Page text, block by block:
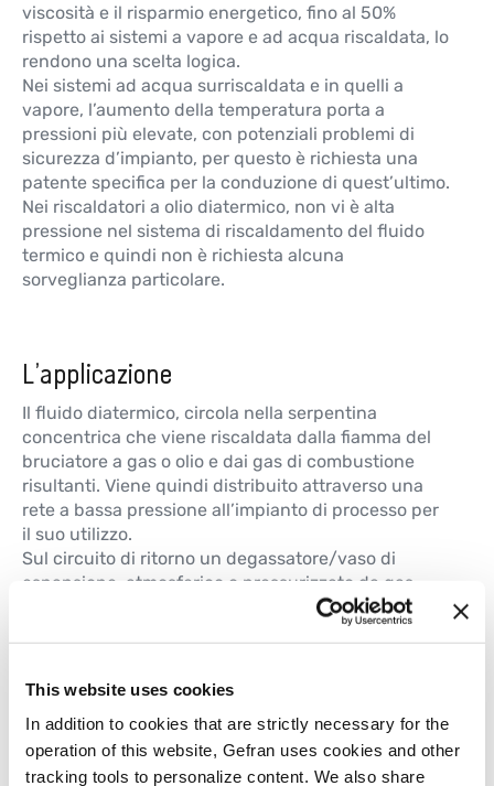
This website uses cookies
In addition to cookies that are strictly necessary for the
operation of this website, Gefran uses cookies and other
tracking tools to personalize content. We also share
viscosità e il risparmio energetico, fino al 50%
rispetto ai sistemi a vapore e ad acqua riscaldata, lo
rendono una scelta logica.
Nei sistemi ad acqua surriscaldata e in quelli a
vapore, l’aumento della temperatura porta a
pressioni più elevate, con potenziali problemi di
sicurezza d’impianto, per questo è richiesta una
patente specifica per la conduzione di quest’ultimo.
Nei riscaldatori a olio diatermico, non vi è alta
pressione nel sistema di riscaldamento del fluido
termico e quindi non è richiesta alcuna
sorveglianza particolare.
L’applicazione
Il fluido diatermico, circola nella serpentina
concentrica che viene riscaldata dalla fiamma del
bruciatore a gas o olio e dai gas di combustione
risultanti. Viene quindi distribuito attraverso una
rete a bassa pressione all’impianto di processo per
il suo utilizzo.
Sul circuito di ritorno un degassatore/vaso di
espansione, atmosferico o pressurizzato da gas
inerte, assicura l’eliminazione di aria, vapore e
frazioni leggere prima che il fluido diatermico ritorni
Il fluido diatermico funziona tipicamente fino a
pompabile fino a -20°C ed oltre, con l’aggiunta di
fluido speciale.